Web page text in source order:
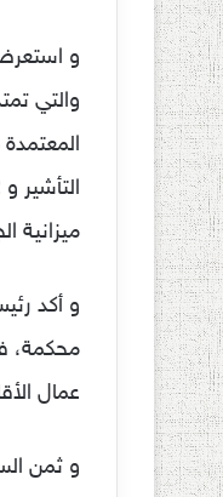
و
ميزانية
و أكد
محكمة،
عمال
و ثمن